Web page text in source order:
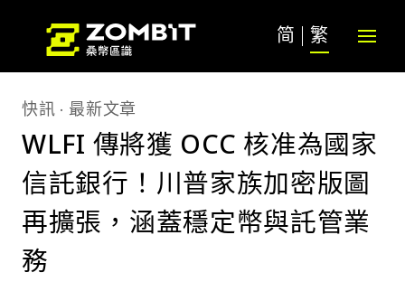
简 繁
快訊 最新文章
WLFI 傳將獲 OCC 核准為國家
信託銀行！川普家族加密版圖
再擴張，涵蓋穩定幣與託管業
務